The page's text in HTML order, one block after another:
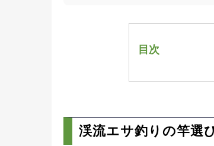
目次
渓流釣りで
渓流エサ釣
渓流エサ釣りの竿選